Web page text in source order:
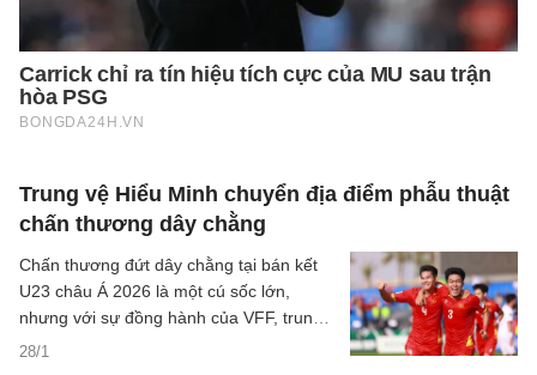
Trung vệ Hiểu Minh chuyển địa điểm phẫu thuật
chấn thương dây chằng
28/1
Chấn thương đứt dây chằng tại bán kết
U23 châu Á 2026 là một cú sốc lớn,
nhưng với sự đồng hành của VFF, trung
vệ Nguyễn Hiểu Minh đang bắt đầu hành